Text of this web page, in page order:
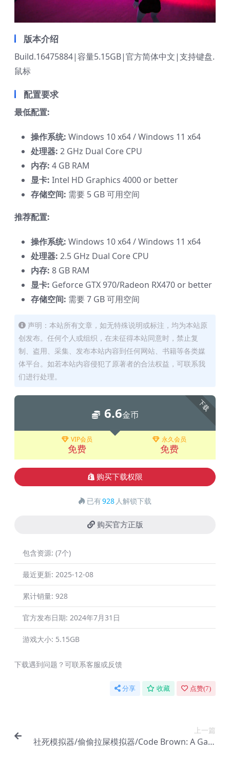
版本介绍
Build.16475884|容量5.15GB|官方简体中文|支持键盘.
鼠标
配置要求
最低配置:
操作系统: Windows 10 x64 / Windows 11 x64
处理器: 2 GHz Dual Core CPU
内存: 4 GB RAM
显卡: Intel HD Graphics 4000 or better
存储空间: 需要 5 GB 可用空间
推荐配置:
操作系统: Windows 10 x64 / Windows 11 x64
处理器: 2.5 GHz Dual Core CPU
内存: 8 GB RAM
显卡: Geforce GTX 970/Radeon RX470 or better
存储空间: 需要 7 GB 可用空间
声明：本站所有文章，如无特殊说明或标注，均为本站原
创发布。任何个人或组织，在未征得本站同意时，禁止复
制、盗用、采集、发布本站内容到任何网站、书籍等各类媒
体平台。如若本站内容侵犯了原著者的合法权益，可联系我
们进行处理。
下载
6.6金币
VIP会员
免费
永久会员
免费
购买下载权限
已有928 人解锁下载
购买官方正版
包含资源: (7个)
最近更新: 2025-12-08
累计销量: 928
官方发布日期: 2024年7月31日
游戏大小: 5.15GB
下载遇到问题？可联系客服或反馈
分享 收藏 点赞(7)
上一篇
社死模拟器/偷偷拉屎模拟器/Code Brown: A Gam